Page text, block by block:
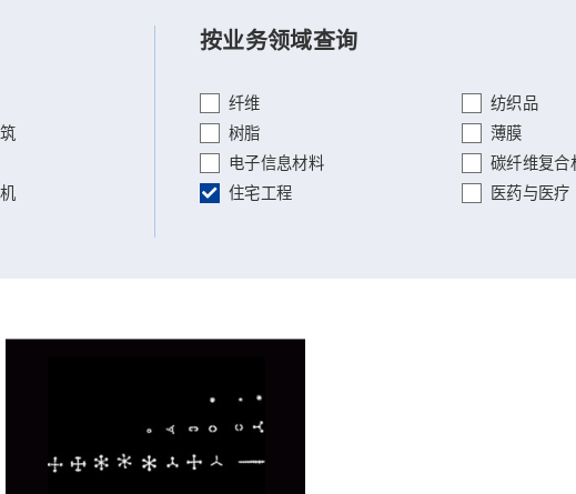
按业务领域查询
纤维 纺织品
树脂
薄膜
电子信息材料
碳纤维复合
住宅工程
医药与医疗